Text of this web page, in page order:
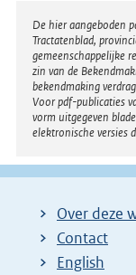
Disclaimer
De hier aangeboden
Tractatenblad,
gemeenschappelijke
zin van de
bekendmaking
Voor pdf-publicaties
vorm uitgegeven
elektronische versies
Over deze
Contact
English